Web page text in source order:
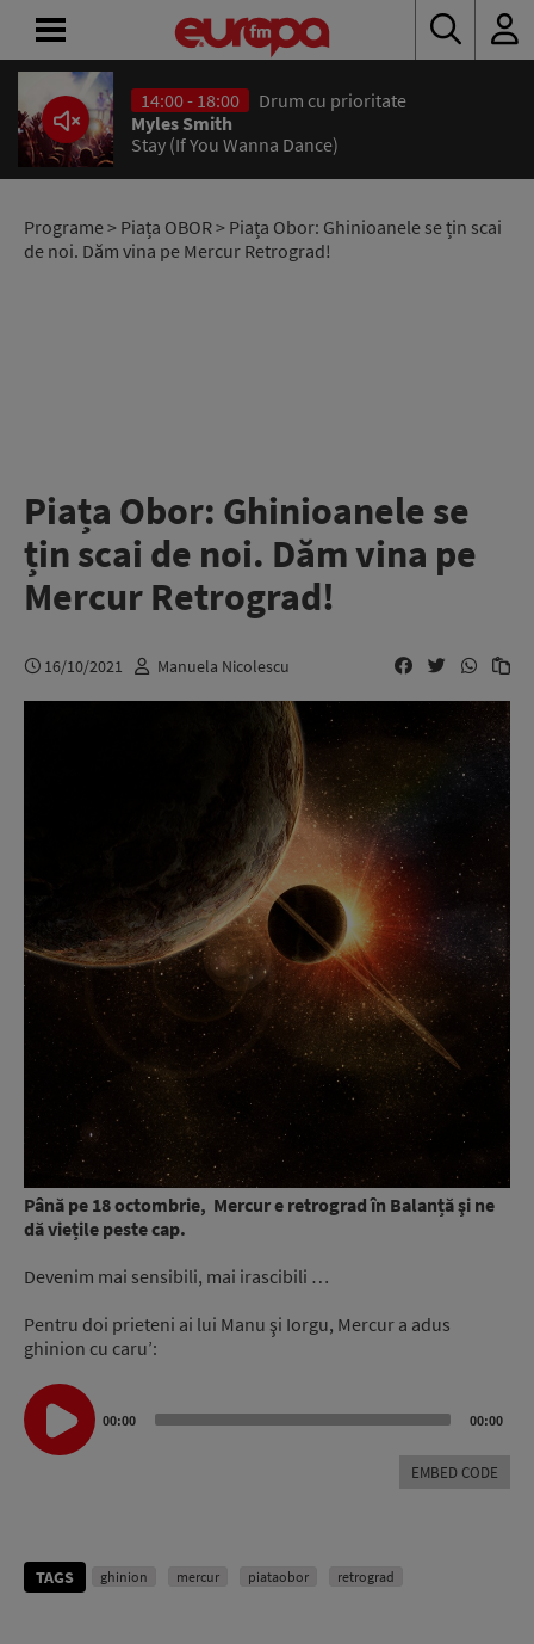
14:00 - 18:00
Drum cu prioritate
Myles Smith
Stay (If You Wanna Dance)
Programe> Piața OBOR> Piața Obor: Ghinioanele se țin scai
de noi. Dăm vina pe Mercur Retrograd!
Piața Obor: Ghinioanele se
țin scai de noi. Dăm vina pe
Mercur Retrograd!
16/10/2021 Manuela Nicolescu
Până pe 18 octombrie, Mercur e retrograd în Balanță şi ne
dă viețile peste cap.
Devenim mai sensibili, mai irascibili …
Pentru doi prieteni ai lui Manu şi Iorgu, Mercur a adus
ghinion cu caru’:
Audio
Player
00:00 00:00
EMBED CODE
TAGS ghinion mercur piataobor retrograd
ACASĂ
ȘTIRI
RADIO